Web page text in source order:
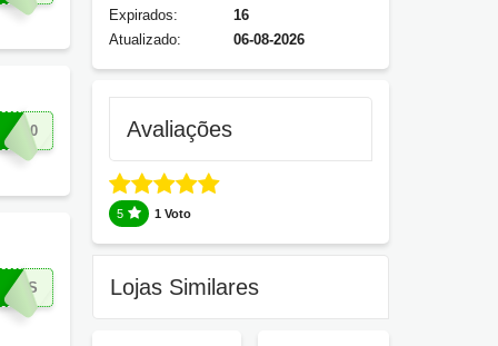
Expirados:
16
Atualizado:
06-08-2026
Avaliações
5 1 Voto
Lojas Similares